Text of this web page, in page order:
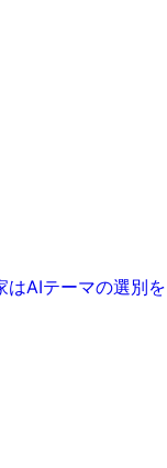
はAIテーマの選別を